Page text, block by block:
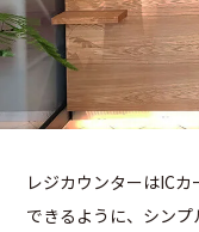
レジカウンターはIC
できるように、シンプ